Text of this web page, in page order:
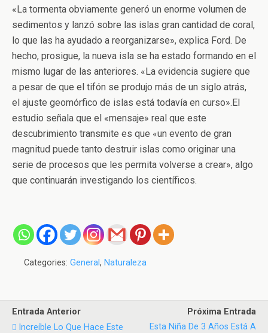
«La tormenta obviamente generó un enorme volumen de
sedimentos y lanzó sobre las islas gran cantidad de coral,
lo que las ha ayudado a reorganizarse», explica Ford. De
hecho, prosigue, la nueva isla se ha estado formando en el
mismo lugar de las anteriores. «La evidencia sugiere que
a pesar de que el tifón se produjo más de un siglo atrás,
el ajuste geomórfico de islas está todavía en curso».El
estudio señala que el «mensaje» real que este
descubrimiento transmite es que «un evento de gran
magnitud puede tanto destruir islas como originar una
serie de procesos que les permita volverse a crear», algo
que continuarán investigando los científicos.
Categories: General, Naturaleza
Entrada Anterior
Increíble Lo Que Hace Este
Próxima Entrada
Esta Niña De 3 Años Está A